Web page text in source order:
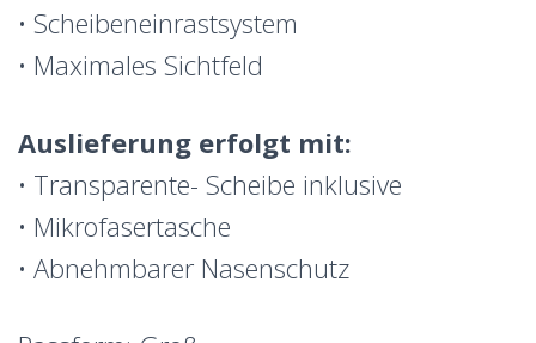
• Scheibeneinrastsystem
• Maximales Sichtfeld
Auslieferung erfolgt mit:
• Transparente- Scheibe inklusive
• Mikrofasertasche
• Abnehmbarer Nasenschutz